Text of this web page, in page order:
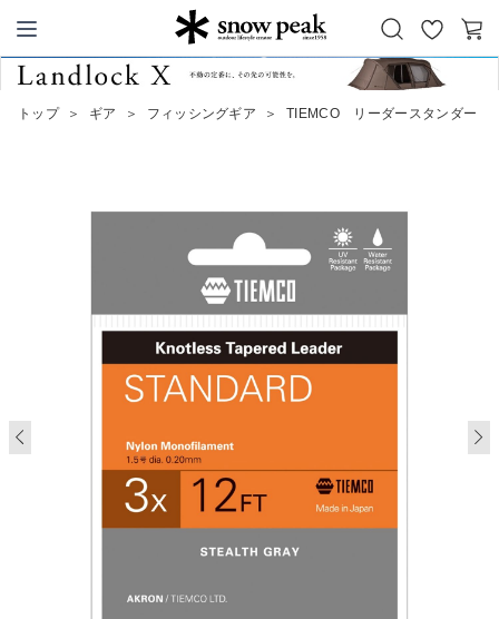
Snow Peak
お
気
カ
ト
トップ ＞ ギア ＞ フィッシングギア ＞ TIEMCO リーダースタンダー